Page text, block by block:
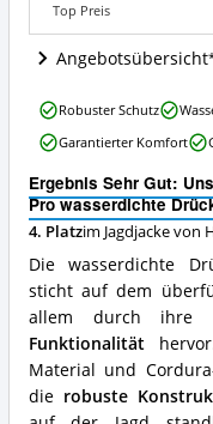
ist
diese
Jagdjacke
Härkila
erhältlich?
Top Preis
Angebotsübersicht
Ergebnis Sehr Gut:
Pro wasserdichte
4. Platzim Jagdjacke von
Die wasserdichte
sticht auf dem
allem durch ihre
Funktionalität
Material und
die robuste
Härkila
Wildboar
Pro
Drückjagdjacke
Vorteile:
Was
spricht
für
diese
Jagdjacke
von
Härkila?
Robuster Schutz
Garantierter Komfort